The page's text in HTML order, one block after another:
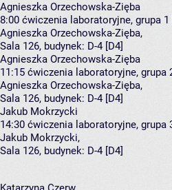
Agnieszka Orzechowska-Zięba
8:00 ćwiczenia laboratoryjne, grupa 1
Agnieszka Orzechowska-Zięba,
Sala 126, budynek: D-4 [D4]
Agnieszka Orzechowska-Zięba
11:15 ćwiczenia laboratoryjne, grupa
Agnieszka Orzechowska-Zięba,
Sala 126, budynek: D-4 [D4]
Jakub Mokrzycki
14:30 ćwiczenia laboratoryjne, grupa
Jakub Mokrzycki,
Sala 126, budynek: D-4 [D4]